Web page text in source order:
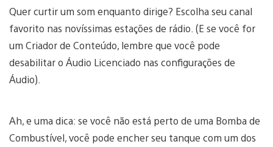
Quer curtir um som enquanto dirige? Escolha seu canal
favorito nas novíssimas estações de rádio. (E se você for
um Criador de Conteúdo, lembre que você pode
desabilitar o Áudio Licenciado nas configurações de
Áudio).
Ah, e uma dica: se você não está perto de uma Bomba de
Combustível, você pode encher seu tanque com um dos